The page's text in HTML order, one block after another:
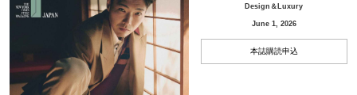
Design＆Luxury
June 1, 2026
本誌購読申込